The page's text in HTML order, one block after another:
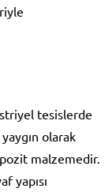
tesislerde
olarak
malzemedir.
yapısı